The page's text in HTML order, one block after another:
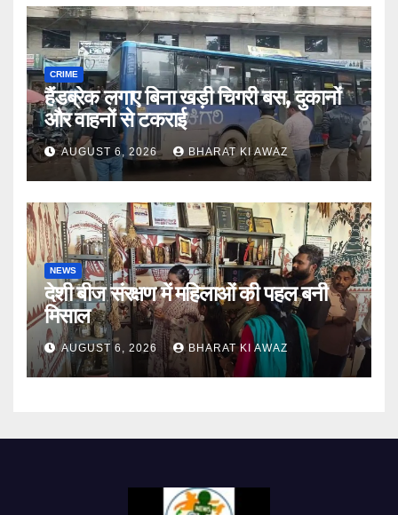
CRIME
हैंडब्रेक लगाए बिना खड़ी चिगरी बस, दुकानों
और वाहनों से टकराई
AUGUST 6, 2026 BHARAT KI AWAZ
NEWS
देशी बीज संरक्षण में महिलाओं की पहल बनी
मिसाल
AUGUST 6, 2026 BHARAT KI AWAZ